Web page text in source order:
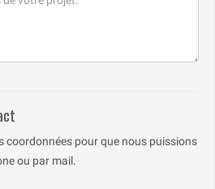
coordonnées pour que nous puissions
ou par mail.